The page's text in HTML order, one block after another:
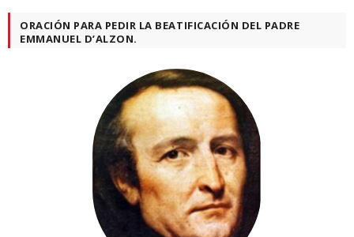
ORACIÓN PARA PEDIR LA BEATIFICACIÓN DEL PADRE
EMMANUEL D’ALZON.